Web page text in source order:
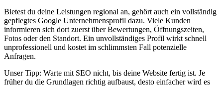
Bietest du deine Leistungen regional an, gehört auch ein vollständig
gepflegtes Google Unternehmensprofil dazu. Viele Kunden
informieren sich dort zuerst über Bewertungen, Öffnungszeiten,
Fotos oder den Standort. Ein unvollständiges Profil wirkt schnell
unprofessionell und kostet im schlimmsten Fall potenzielle
Anfragen.
Unser Tipp: Warte mit SEO nicht, bis deine Website fertig ist. Je
früher du die Grundlagen richtig aufbaust, desto einfacher wird es